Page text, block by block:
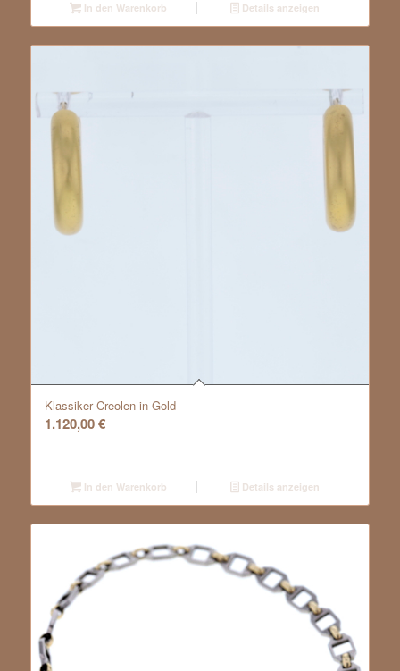
In den Warenkorb Details anzeigen
Klassiker Creolen in Gold
1.120,00€
In den Warenkorb Details anzeigen